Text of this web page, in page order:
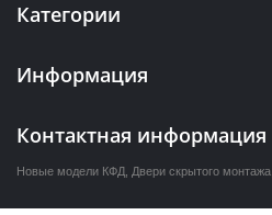
Категории
Информация
Контактная информация
Новые модели КФД Двери скрытого монтажа